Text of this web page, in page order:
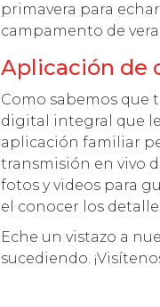
primavera para
campamento de
Aplicación de
Como sabemos que
digital integral que
aplicación familiar
transmisión en vivo
fotos y videos para
el conocer los
Eche un vistazo a
sucediendo.